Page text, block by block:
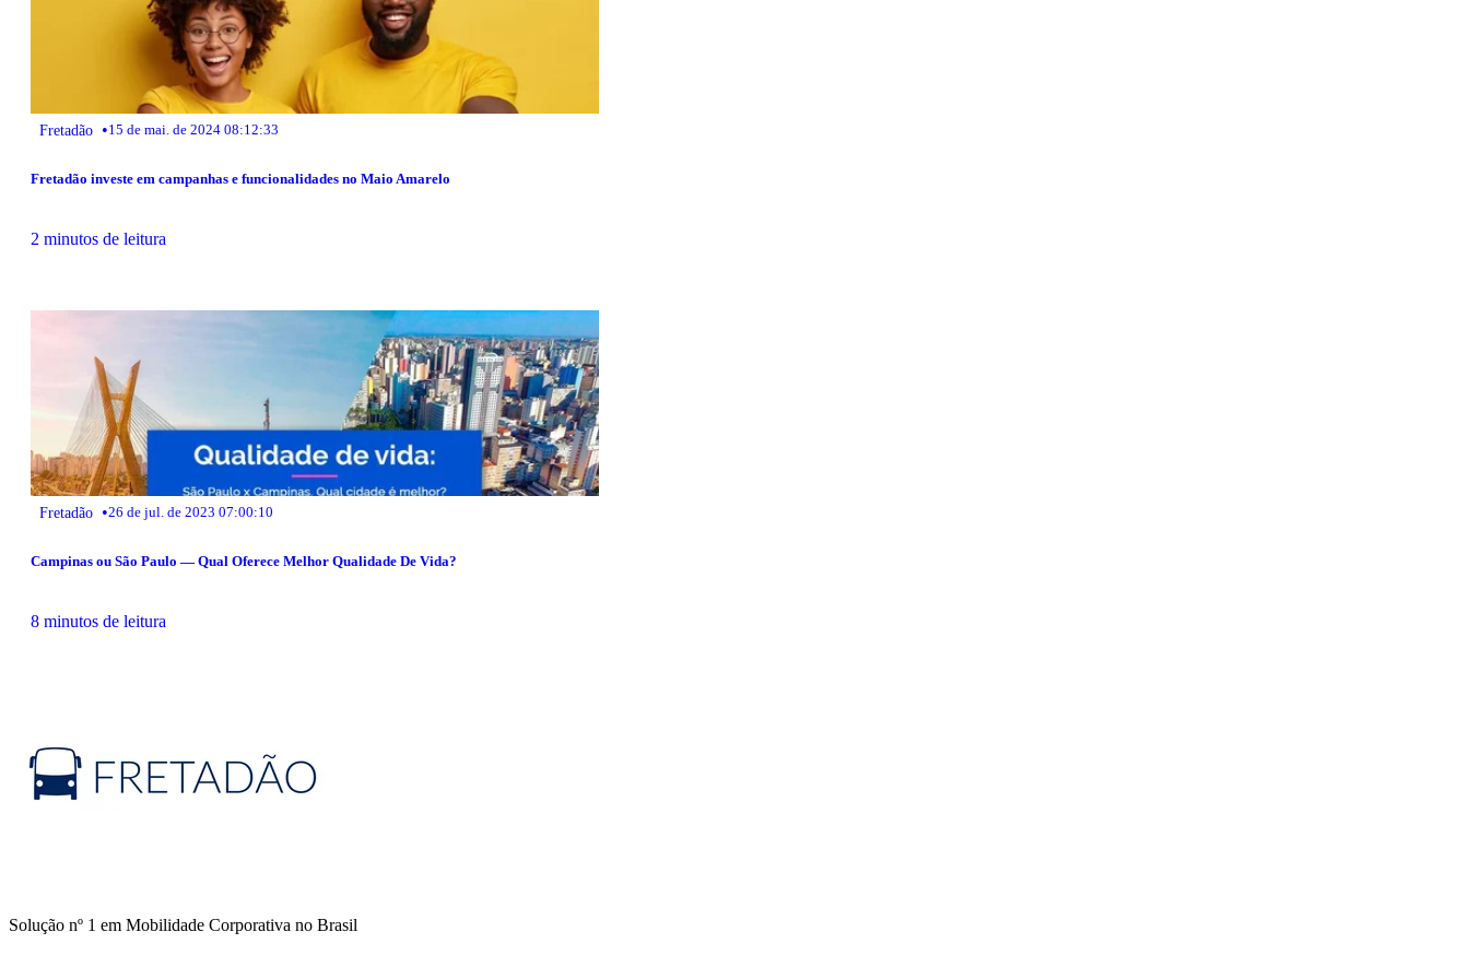
Fretadão •15 de mai. de 2024 08:12:33
Fretadão investe em campanhas e funcionalidades no Maio Amarelo
2 minutos de leitura
Fretadão •26 de jul. de 2023 07:00:10
Campinas ou São Paulo — Qual Oferece Melhor Qualidade De Vida?
8 minutos de leitura
Solução nº 1 em Mobilidade Corporativa no Brasil